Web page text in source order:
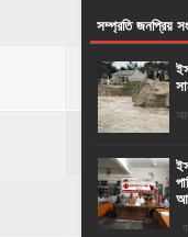
সম্প্রতি জনপ্রিয়